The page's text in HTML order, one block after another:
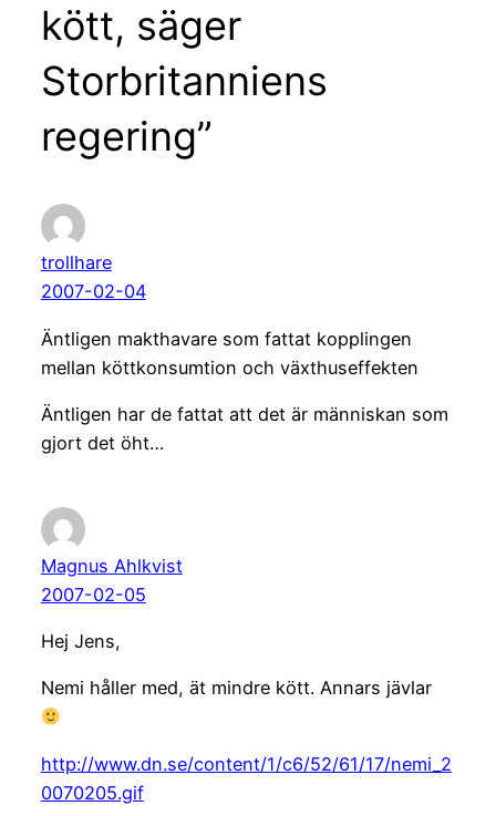
kött, säger
Storbritanniens
regering”
trollhare
2007-02-04
Äntligen makthavare som fattat kopplingen
mellan köttkonsumtion och växthuseffekten
Äntligen har de fattat att det är människan som
gjort det öht…
Magnus Ahlkvist
2007-02-05
Hej Jens,
Nemi håller med, ät mindre kött. Annars jävlar
http://www.dn.se/content/1/c6/52/61/17/nemi_2
0070205.gif